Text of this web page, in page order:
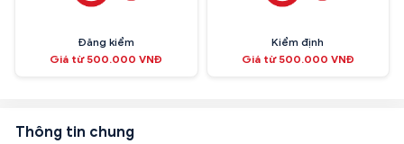
Đăng kiểm
Giá từ 500.000 VNĐ
Kiểm định
Giá từ 500.000 VNĐ
Thông tin chung